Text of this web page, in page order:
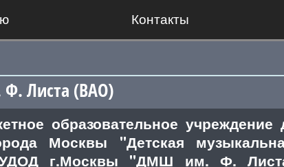
Контакты
Ф. Листа (ВАО)
образовательное учреждение
Москвы "Детская
г.Москвы "ДМШ им. Ф.